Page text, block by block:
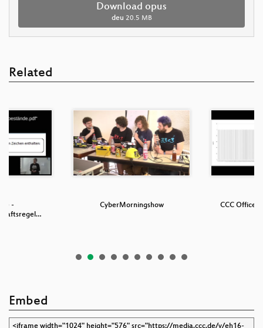
Download opus
deu 20.5 MB
Related
-
CyberMorningshow CCC Office,
Embed